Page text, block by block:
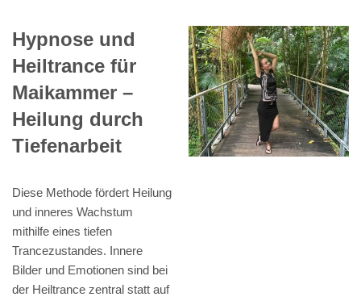
Hypnose und
Heiltrance für
Maikammer –
Heilung durch
Tiefenarbeit
Diese Methode fördert Heilung
und inneres Wachstum
mithilfe eines tiefen
Trancezustandes. Innere
Bilder und Emotionen sind bei
der Heiltrance zentral statt auf